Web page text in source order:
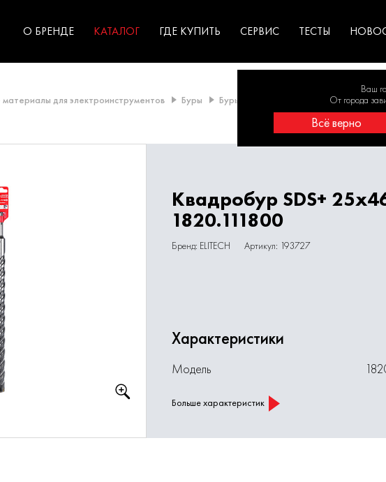
О БРЕНДЕ КАТАЛОГ ГДЕ КУПИТЬ СЕРВИС ТЕСТЫ
Ваш
От города
Всё верно
для электроинструментов Буры Буры SDS-Plus Буры 20мм и более
Квадробур SDS+
1820.111800
Бренд: ELITECH Артикул: 193727
Характеристики
Модель
Больше характеристик